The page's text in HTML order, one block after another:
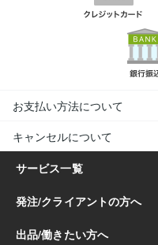
お支払い方法について
キャンセルについて